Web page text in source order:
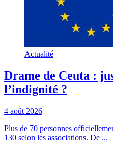
Actualité
Drame de Ceuta :
l’indignité ?
4 août 2026
Plus de 70 personnes
130 selon les associations. De ...